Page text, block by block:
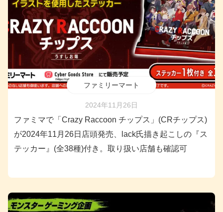
ファミリーマート
2024年11月26日
ファミマで「Crazy Raccoon チップス」(CRチップス)
が2024年11月26日店頭発売、lack氏描き起こしの『ス
テッカー』(全38種)付き。取り扱い店舗も確認可